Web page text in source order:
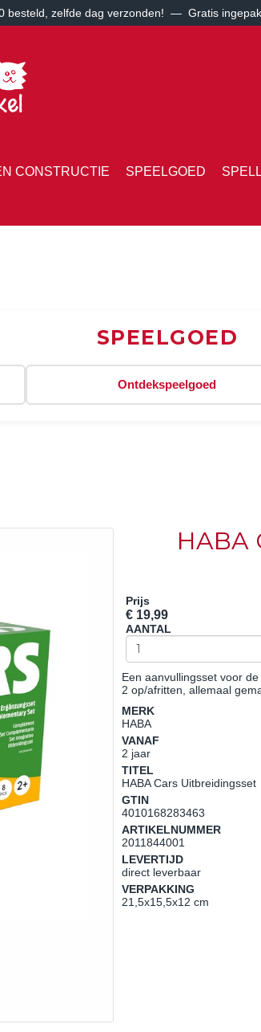
besteld, zelfde dag verzonden! — Gratis
CONSTRUCTIE SPEELGOED
SPEELGOED
Ontdekspeelgoed
HABA
Prijs
€ 19,99
AANTAL
Een aanvullingsset voor
2 op/afritten, allemaal
MERK
HABA
VANAF
2 jaar
TITEL
HABA Cars Uitbreidingsset
GTIN
4010168283463
ARTIKELNUMMER
2011844001
LEVERTIJD
direct leverbaar
VERPAKKING
21,5x15,5x12 cm